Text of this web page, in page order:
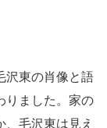
沢東の肖像と語
りました。家の
毛沢東は見え